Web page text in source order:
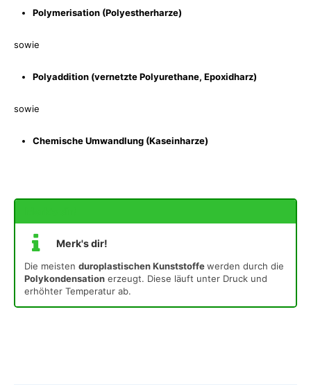
Polymerisation (Polyestherharze)
sowie
Polyaddition (vernetzte Polyurethane, Epoxidharz)
sowie
Chemische Umwandlung (Kaseinharze)
Merk's dir!
Die meisten duroplastischen Kunststoffewerden durch die
Polykondensation erzeugt. Diese läuft unter Druck und
erhöhter Temperatur ab.